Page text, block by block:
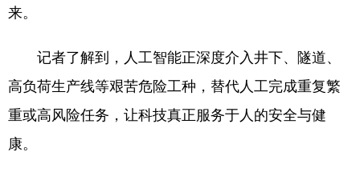
来。
记者了解到，人工智能正深度介入井下、隧道、
高负荷生产线等艰苦危险工种，替代人工完成重复繁
重或高风险任务，让科技真正服务于人的安全与健
康。